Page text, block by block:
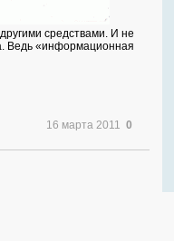
средствами. И не
Ведь «информационная
16 марта 2011 0